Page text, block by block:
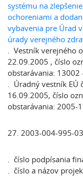
systému na
ochoreniami a
vybavenia pre Úrad
úrady verejného
. Vestník verejného
22.09.2005 , číslo
obstarávania: 13002
. Úradný vestník EÚ
16.09.2005, číslo
obstarávania: 2005-
27. 2003-004-995-
. číslo podpísania
. číslo a názov